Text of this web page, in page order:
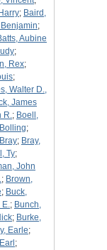
; Baird,
;
Aubine
;
Rex;
;
Walter D.,
James
R.; Boell,
Bolling;
Bray; Bray,
Ty;
John
; Brown,
; Buck,
E.; Bunch,
; Burke,
Earle;
;